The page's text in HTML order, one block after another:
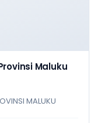
Maluku
MALUKU